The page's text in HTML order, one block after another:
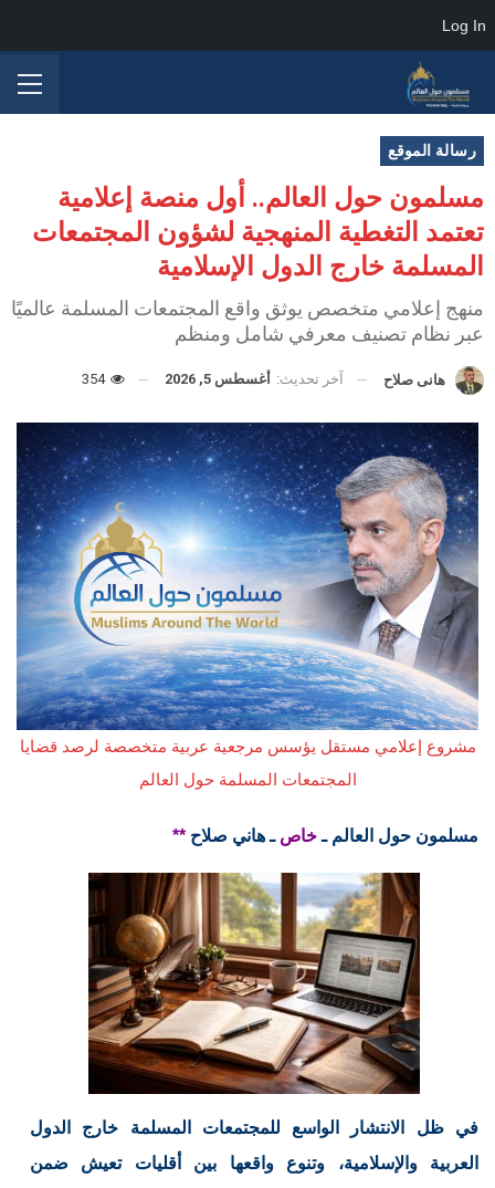
رسالة الموقع
مسلمون حول العالم.. أول منصة إعلامية
تعتمد التغطية المنهجية لشؤون المجتمعات
المسلمة خارج الدول الإسلامية
منهج إعلامي متخصص يوثق واقع المجتمعات المسلمة عالميًا
عبر نظام تصنيف معرفي شامل ومنظم
هانى صلاح آخر تحديث: أغسطس 5, 2026 354
مشروع إعلامي مستقل يؤسس مرجعية عربية متخصصة لرصد قضايا
المجتمعات المسلمة حول العالم
مسلمون حول العالم ـخاص ـ هاني صلاح **
في ظل الانتشار الواسع للمجتمعات المسلمة خارج الدول
العربية والإسلامية، وتنوع واقعها بين أقليات تعيش ضمن
Log In